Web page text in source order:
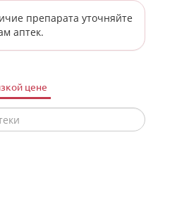
препарата уточняйте
аптек.
цене